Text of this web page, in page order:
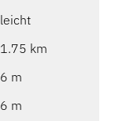
leicht
1.75 km
6 m
6 m